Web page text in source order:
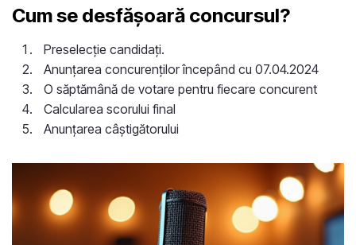
Cum se desfășoară concursul?
Preselecție candidați.
Anunțarea concurenților începând cu 07.04.2024
O săptămână de votare pentru fiecare concurent
Calcularea scorului final
Anunțarea câștigătorului